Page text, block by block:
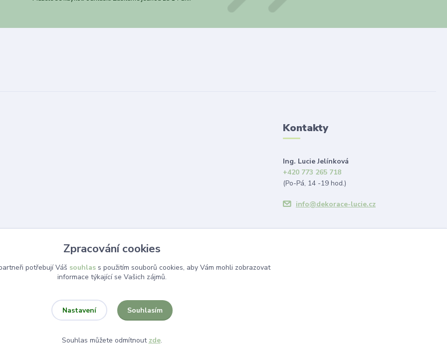
Kontakty
Ing. Lucie Jelínková
+420 773 265 718
(Po-Pá, 14 -19 hod.)
info@dekorace-lucie.cz
Zpracování cookies
potřebují Váš souhlass použitím souborů cookies, aby Vám mohli zobrazovat
informace týkající se Vašich zájmů.
Nastavení Souhlasím
Souhlas můžete odmítnout zde.